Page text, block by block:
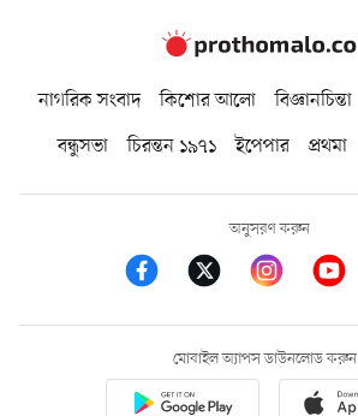
নাগরিক সংবাদ কিশোর আলো বিজ্ঞানচিন্তা
বন্ধুসভা
চিরন্তন ১৯৭১ ইপেপার প্রথমা
অনুসরণ করুন
মোবাইল অ্যাপস ডাউনলোড করুন